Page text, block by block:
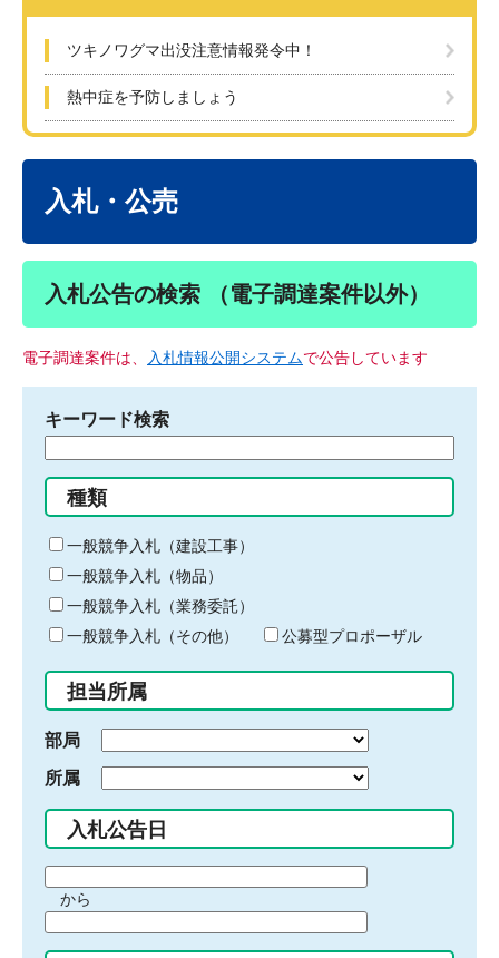
ツキノワグマ出没注意情報発令中！
熱中症を予防しましょう
入札・公売
入札公告の検索 （電子調達案件以外）
電子調達案件は、 入札情報公開システムで公告しています
キーワード検索
る
キ
ー
ワ
ー
ド
入
力
種類
一般競争入札（建設工事）
一般競争入札（物品）
一般競争入札（業務委託）
一般競争入札（その他）
公募型プロポーザル
担当所属
部局
所属
入札公告日
間
始
から
間